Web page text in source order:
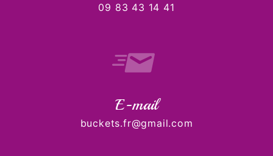
09 83 43 14 41
E-mail
buckets.fr@gmail.com